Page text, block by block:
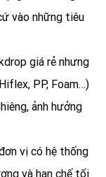
vào những tiêu
giá rẻ nhưng
PP, Foam…)
ảnh hưởng
vị có hệ thống
và hạn chế tối